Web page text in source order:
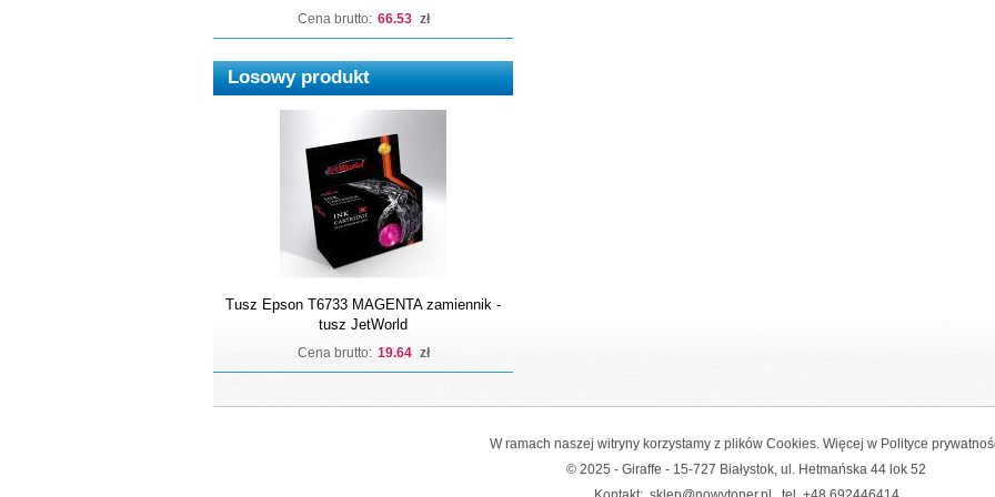
Cena brutto: 66.53 zł
Losowy produkt
Tusz Epson T6733 MAGENTA zamiennik -
tusz JetWorld
Cena brutto: 19.64 zł
W ramach naszej witryny korzystamy z plików Cookies. Więcej w Polityce
© 2025 - Giraffe - 15-727 Białystok, ul. Hetmańska 44 lok 52